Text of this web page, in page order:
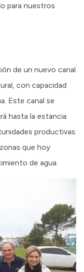
para nuestros
de un nuevo canal
con capacidad
Este canal se
hasta la estancia
productivas
que hoy
de agua.